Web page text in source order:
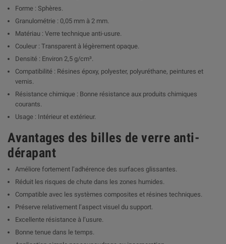
Forme : Sphères.
Granulométrie : 0,05 mm à 2 mm.
Matériau : Verre technique anti-usure.
Couleur : Transparent à légèrement opaque.
Densité : Environ 2,5 g/cm³.
Compatibilité : Résines époxy, polyester, polyuréthane, peintures et
vernis.
Résistance chimique : Bonne résistance aux produits chimiques
courants.
Usage : Intérieur et extérieur.
Avantages des billes de verre anti-
dérapant
Améliore fortement l’adhérence des surfaces glissantes.
Réduit les risques de chute dans les zones humides.
Compatible avec les systèmes composites et résines techniques.
Préserve relativement l’aspect visuel du support.
Excellente résistance à l’usure.
Bonne tenue dans le temps.